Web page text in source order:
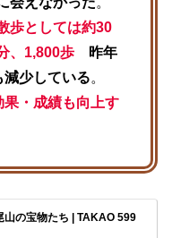
歩としては約30
、1,800歩
昨年
減少している。
果・成績も向上す
山の宝物たち | TAKAO 599